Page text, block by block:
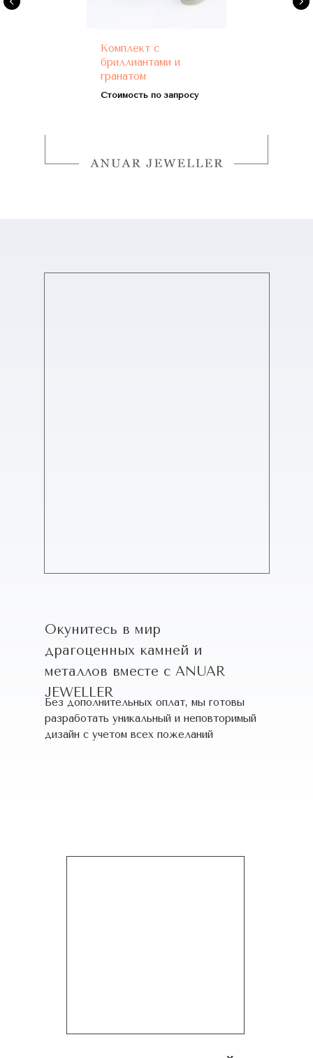
Комплект с
бриллиантами и
гранатом
Стоимость по запросу
Окунитесь в мир
драгоценных камней и
металлов вместе с ANUAR
JEWELLER
Без дополнительных оплат, мы готовы
разработать уникальный и неповторимый
дизайн c учетом всех пожеланий